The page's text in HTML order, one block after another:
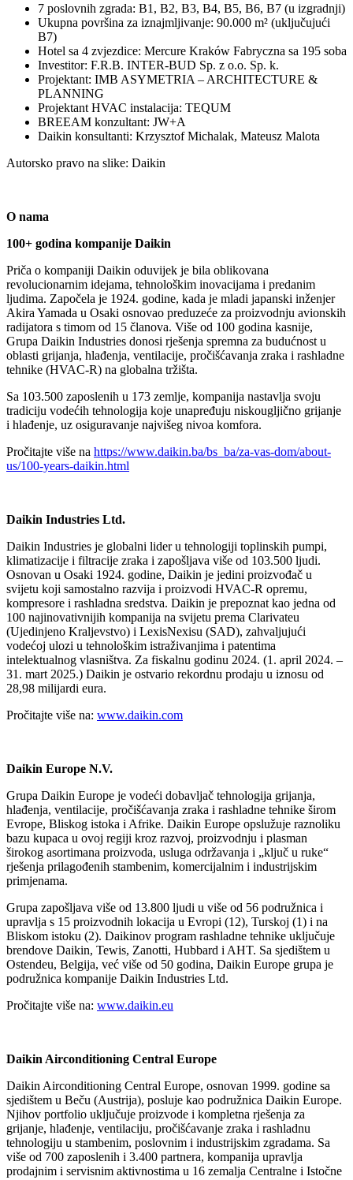
7 poslovnih zgrada: B1, B2, B3, B4, B5, B6, B7 (u izgradnji)
Ukupna površina za iznajmljivanje: 90.000 m² (uključujući
B7)
Hotel sa 4 zvjezdice: Mercure Kraków Fabryczna sa 195 soba
Investitor: F.R.B. INTER-BUD Sp. z o.o. Sp. k.
Projektant: IMB ASYMETRIA – ARCHITECTURE &
PLANNING
Projektant HVAC instalacija: TEQUM
BREEAM konzultant: JW+A
Daikin konsultanti: Krzysztof Michalak, Mateusz Malota
Autorsko pravo na slike: Daikin
O nama
100+ godina kompanije Daikin
Priča o kompaniji Daikin oduvijek je bila oblikovana
revolucionarnim idejama, tehnološkim inovacijama i predanim
ljudima. Započela je 1924. godine, kada je mladi japanski inženjer
Akira Yamada u Osaki osnovao preduzeće za proizvodnju avionskih
radijatora s timom od 15 članova. Više od 100 godina kasnije,
Grupa Daikin Industries donosi rješenja spremna za budućnost u
oblasti grijanja, hlađenja, ventilacije, pročišćavanja zraka i rashladne
tehnike (HVAC‑R) na globalna tržišta.
Sa 103.500 zaposlenih u 173 zemlje, kompanija nastavlja svoju
tradiciju vodećih tehnologija koje unapređuju niskougljično grijanje
i hlađenje, uz osiguravanje najvišeg nivoa komfora.
Pročitajte više na https://www.daikin.ba/bs_ba/za-vas-dom/about-
us/100-years-daikin.html
Daikin Industries Ltd.
Daikin Industries je globalni lider u tehnologiji toplinskih pumpi,
klimatizacije i filtracije zraka i zapošljava više od 103.500 ljudi.
Osnovan u Osaki 1924. godine, Daikin je jedini proizvođač u
svijetu koji samostalno razvija i proizvodi HVAC‑R opremu,
kompresore i rashladna sredstva. Daikin je prepoznat kao jedna od
100 najinovativnijih kompanija na svijetu prema Clarivateu
(Ujedinjeno Kraljevstvo) i LexisNexisu (SAD), zahvaljujući
vodećoj ulozi u tehnološkim istraživanjima i patentima
intelektualnog vlasništva. Za fiskalnu godinu 2024. (1. april 2024. –
31. mart 2025.) Daikin je ostvario rekordnu prodaju u iznosu od
28,98 milijardi eura.
Pročitajte više na: www.daikin.com
Daikin Europe N.V.
Grupa Daikin Europe je vodeći dobavljač tehnologija grijanja,
hlađenja, ventilacije, pročišćavanja zraka i rashladne tehnike širom
Evrope, Bliskog istoka i Afrike. Daikin Europe opslužuje raznoliku
bazu kupaca u ovoj regiji kroz razvoj, proizvodnju i plasman
širokog asortimana proizvoda, usluga održavanja i „ključ u ruke“
rješenja prilagođenih stambenim, komercijalnim i industrijskim
primjenama.
Grupa zapošljava više od 13.800 ljudi u više od 56 podružnica i
upravlja s 15 proizvodnih lokacija u Evropi (12), Turskoj (1) i na
Bliskom istoku (2). Daikinov program rashladne tehnike uključuje
brendove Daikin, Tewis, Zanotti, Hubbard i AHT. Sa sjedištem u
Ostendeu, Belgija, već više od 50 godina, Daikin Europe grupa je
podružnica kompanije Daikin Industries Ltd.
Pročitajte više na: www.daikin.eu
Daikin Airconditioning Central Europe
Daikin Airconditioning Central Europe, osnovan 1999. godine sa
sjedištem u Beču (Austrija), posluje kao podružnica Daikin Europe.
Njihov portfolio uključuje proizvode i kompletna rješenja za
grijanje, hlađenje, ventilaciju, pročišćavanje zraka i rashladnu
tehnologiju u stambenim, poslovnim i industrijskim zgradama. Sa
više od 700 zaposlenih i 3.400 partnera, kompanija upravlja
prodajnim i servisnim aktivnostima u 16 zemalja Centralne i Istočne